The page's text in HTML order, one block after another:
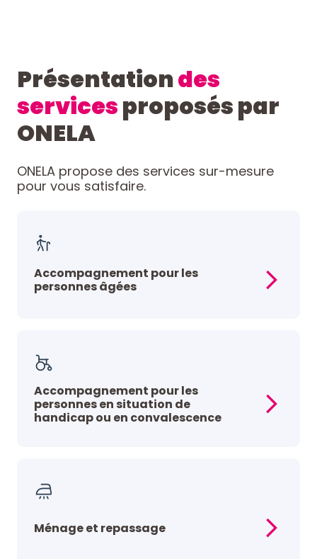
Présentationdes
servicesproposés par
ONELA
ONELA propose des services sur-mesure
pour vous satisfaire.
Accompagnement pour les
personnes âgées
Accompagnement pour les
personnes en situation de
handicap ou en convalescence
Ménage et repassage